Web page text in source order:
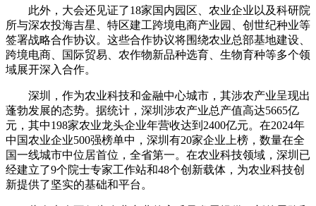
此外，大会还见证了18家国内园区、农业企业以及科研院
所与深农投海吉星、特区建工跨境电商产业园、创世纪种业等
签署战略合作协议。这些合作协议将围绕农业总部基地建设、
跨境电商、国际贸易、农作物新品种选育、生物育种等多个领
域展开深入合作。
深圳，作为农业科技和金融中心城市，其涉农产业呈现出
蓬勃发展的态势。据统计，深圳涉农产业总产值高达5665亿
元，其中198家农业龙头企业年营收达到2400亿元。在2024年
中国农业企业500强榜单中，深圳有20家企业上榜，数量在全
国一线城市中位居首位，全省第一。在农业科技领域，深圳已
经建立了9个院士专家工作站和48个创新载体，为农业科技创
新提供了坚实的基础和平台。